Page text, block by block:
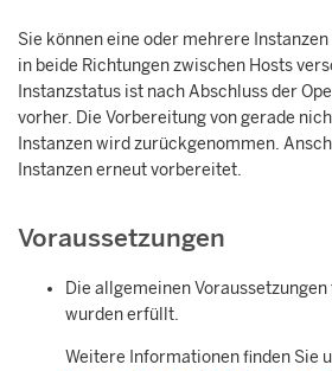
Sie können eine oder mehrere Instanzen
in beide Richtungen zwischen Hosts
Instanzstatus ist nach Abschluss der
vorher. Die Vorbereitung von gerade
Instanzen wird zurückgenommen.
Instanzen erneut vorbereitet.
Voraussetzungen
Die allgemeinen
wurden erfüllt.
Weitere Informationen finden Sie